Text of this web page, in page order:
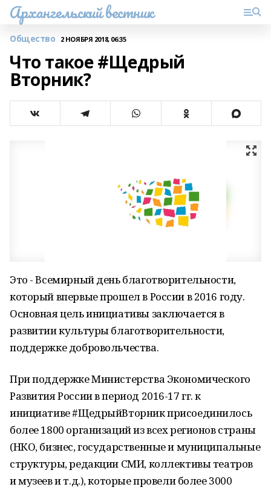
Архангельский вестник
Общество 2 НОЯБРЯ 2018, 06:35
Что такое #Щедрый
Вторник?
Это - Всемирный день благотворительности,
который впервые прошел в России в 2016 году.
Основная цель инициативы заключается в
развитии культуры благотворительности,
поддержке добровольчества.
При поддержке Министерства Экономического
Развития России в период 2016-17 гг. к
инициативе #ЩедрыйВторник присоединилось
более 1800 организаций из всех регионов страны
(НКО, бизнес, государственные и муниципальные
структуры, редакции СМИ, коллективы театров
и музеев и т.д.), которые провели более 3000